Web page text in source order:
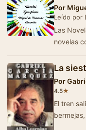
Por
Leído por
Las
novelas
La
Por
4.5★
El tren
bermejas, penetró en las plantaciones de